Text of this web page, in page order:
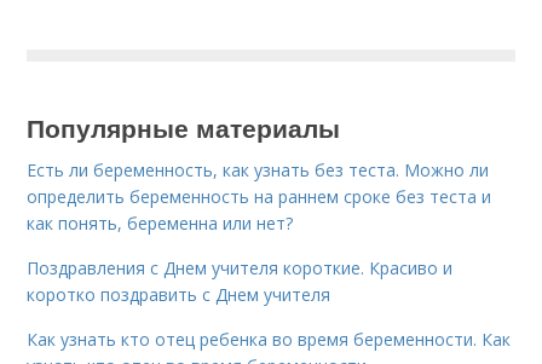
Популярные материалы
Есть ли беременность, как узнать без теста. Можно ли
определить беременность на раннем сроке без теста и
как понять, беременна или нет?
Поздравления с Днем учителя короткие. Красиво и
коротко поздравить с Днем учителя
Как узнать кто отец ребенка во время беременности. Как